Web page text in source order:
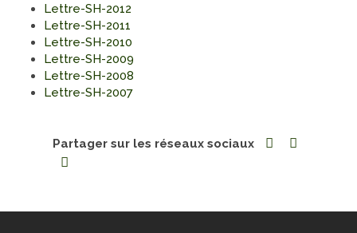
Lettre-SH-2012
Lettre-SH-2011
Lettre-SH-2010
Lettre-SH-2009
Lettre-SH-2008
Lettre-SH-2007
Partager sur les réseaux sociaux